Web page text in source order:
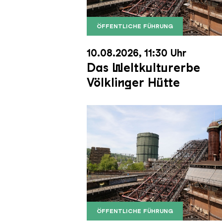
ÖFFENTLICHE FÜHRUNG
Der Erzschrägaufzug der
Copyright: Weltkulturerbe
10.08.2026, 11:30 Uhr
Das Weltkulturerbe
Völklinger Hütte
ÖFFENTLICHE FÜHRUNG